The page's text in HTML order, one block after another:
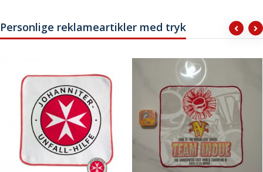
Personlige reklameartikler med tryk